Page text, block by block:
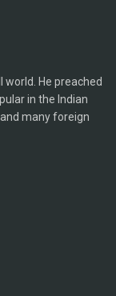
world. He preached
in the Indian
many foreign